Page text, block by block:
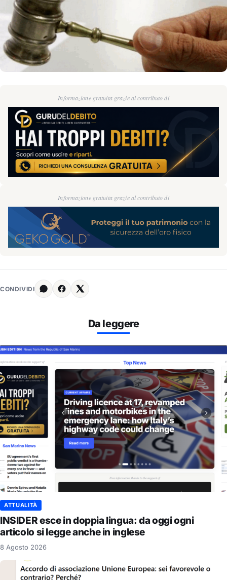
Informazione gratuita grazie al contributo di
Informazione gratuita grazie al contributo di
CONDIVIDI
Da leggere
ATTUALITÀ
INSIDER esce in doppia lingua: da oggi ogni
articolo si legge anche in inglese
8 Agosto 2026